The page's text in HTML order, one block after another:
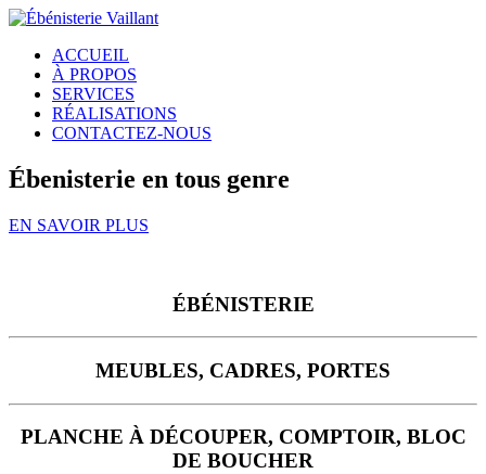
ACCUEIL
À PROPOS
SERVICES
RÉALISATIONS
CONTACTEZ-NOUS
Ébenisterie en tous genre
EN SAVOIR PLUS
ÉBÉNISTERIE
MEUBLES, CADRES, PORTES
PLANCHE À DÉCOUPER, COMPTOIR, BLOC
DE BOUCHER